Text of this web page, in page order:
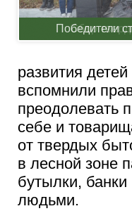
Сбор
развития
вспомнили
преодолевать
себе и
от твердых
в лесной зоне
бутылки, банки
людьми.